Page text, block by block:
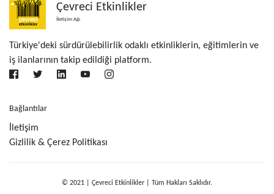
Çevreci Etkinlikler
İletişim Ağı
Türkiye'deki sürdürülebilirlik odaklı etkinliklerin, eğitimlerin ve
iş ilanlarının takip edildiği platform.
Bağlantılar
İletişim
Gizlilik & Çerez Politikası
© 2021 | Çevreci Etkinlikler | Tüm Hakları Saklıdır.